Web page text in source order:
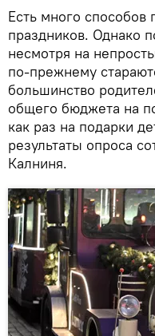
Есть много способов
праздников. Однако
несмотря на
по-прежнему
большинство
общего бюджета на
как раз на подарки
результаты опроса
Калниня.